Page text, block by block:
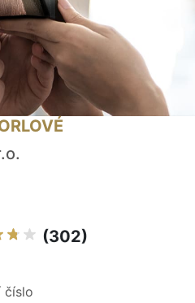
(302)
číslo